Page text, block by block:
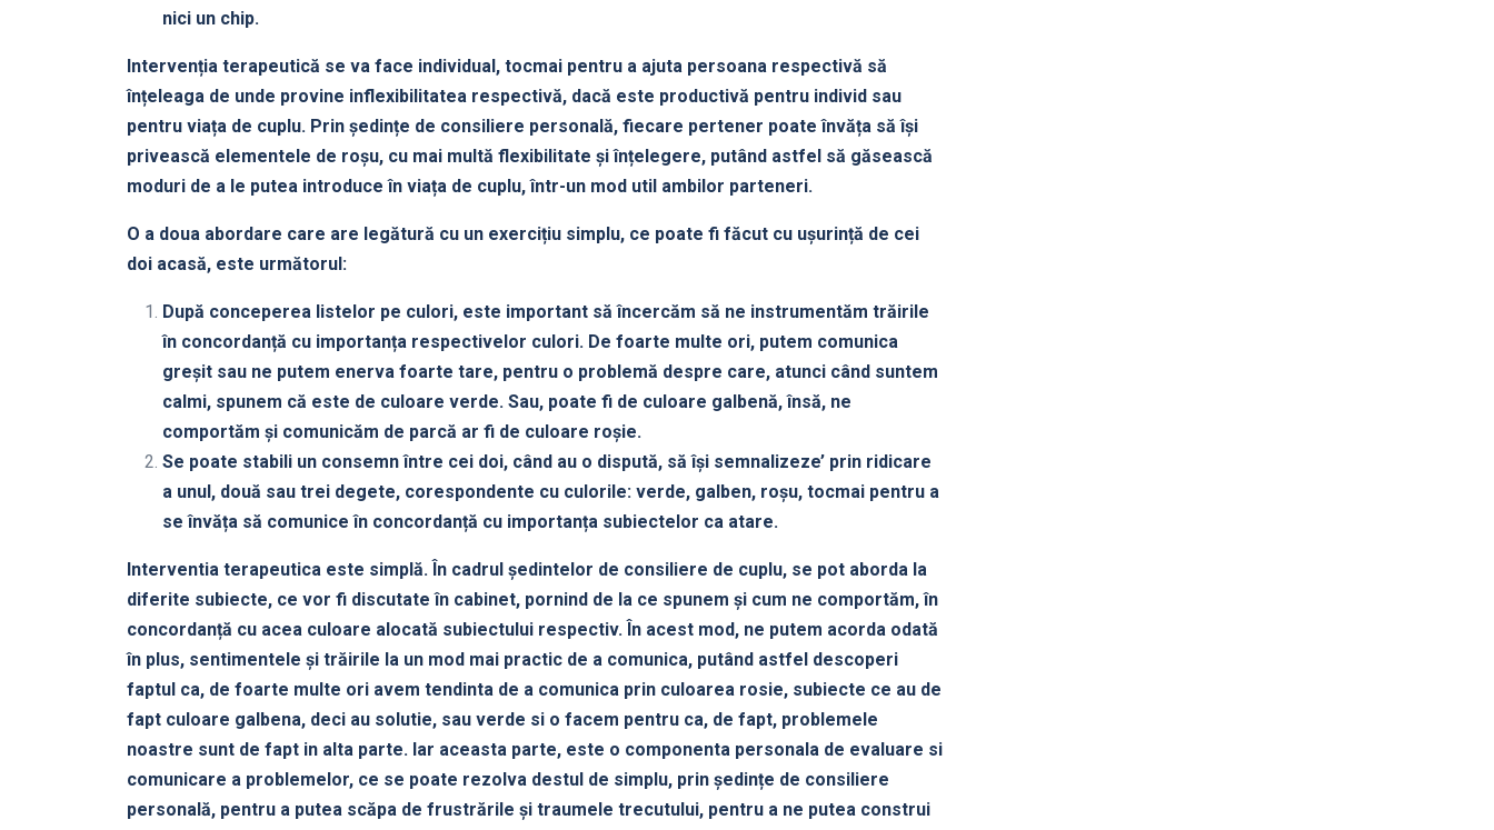
nici un chip.
Intervenția terapeutică se va face individual, tocmai pentru a ajuta persoana respectivă să
înțeleaga de unde provine inflexibilitatea respectivă, dacă este productivă pentru individ sau
pentru viața de cuplu. Prin ședințe de consiliere personală, fiecare pertener poate învăța să își
privească elementele de roșu, cu mai multă flexibilitate și înțelegere, putând astfel să găsească
moduri de a le putea introduce în viața de cuplu, într-un mod util ambilor parteneri.
O a doua abordare care are legătură cu un exercițiu simplu, ce poate fi făcut cu ușurință de cei
doi acasă, este următorul:
După conceperea listelor pe culori, este important să încercăm să ne instrumentăm trăirile
în concordanță cu importanța respectivelor culori. De foarte multe ori, putem comunica
greșit sau ne putem enerva foarte tare, pentru o problemă despre care, atunci când suntem
calmi, spunem că este de culoare verde. Sau, poate fi de culoare galbenă, însă, ne
comportăm și comunicăm de parcă ar fi de culoare roșie.
Se poate stabili un consemn între cei doi, când au o dispută, să își semnalizeze’ prin ridicare
a unul, două sau trei degete, corespondente cu culorile: verde, galben, roșu, tocmai pentru a
se învăța să comunice în concordanță cu importanța subiectelor ca atare.
Interventia terapeutica este simplă. În cadrul ședintelor de consiliere de cuplu, se pot aborda la
diferite subiecte, ce vor fi discutate în cabinet, pornind de la ce spunem și cum ne comportăm, în
concordanță cu acea culoare alocată subiectului respectiv. În acest mod, ne putem acorda odată
în plus, sentimentele și trăirile la un mod mai practic de a comunica, putând astfel descoperi
faptul ca, de foarte multe ori avem tendinta de a comunica prin culoarea rosie, subiecte ce au de
fapt culoare galbena, deci au solutie, sau verde si o facem pentru ca, de fapt, problemele
noastre sunt de fapt in alta parte. Iar aceasta parte, este o componenta personala de evaluare si
comunicare a problemelor, ce se poate rezolva destul de simplu, prin ședințe de consiliere
personală, pentru a putea scăpa de frustrările și traumele trecutului, pentru a ne putea construi